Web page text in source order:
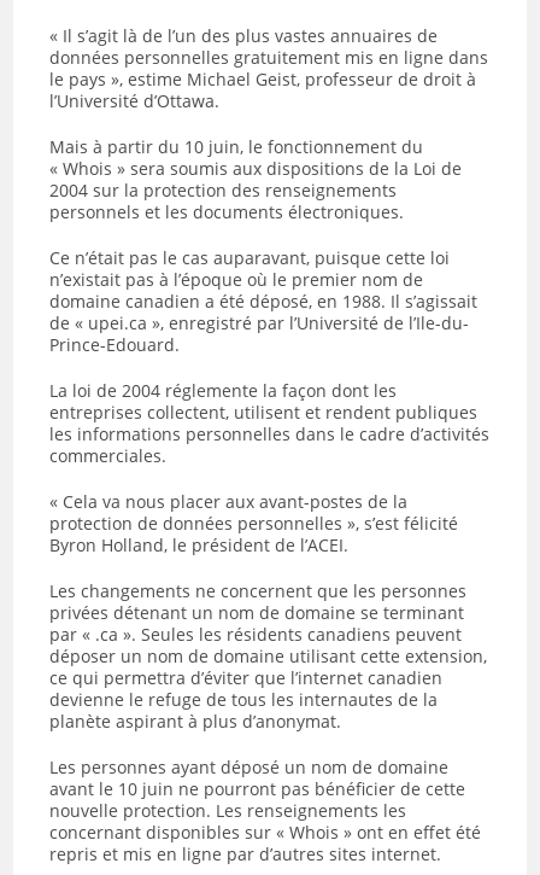
« Il s’agit là de l’un des plus vastes annuaires de
données personnelles gratuitement mis en ligne dans
le pays », estime Michael Geist, professeur de droit à
l’Université d’Ottawa.
Mais à partir du 10 juin, le fonctionnement du
« Whois » sera soumis aux dispositions de la Loi de
2004 sur la protection des renseignements
personnels et les documents électroniques.
Ce n’était pas le cas auparavant, puisque cette loi
n’existait pas à l’époque où le premier nom de
domaine canadien a été déposé, en 1988. Il s’agissait
de « upei.ca », enregistré par l’Université de l’Ile-du-
Prince-Edouard.
La loi de 2004 réglemente la façon dont les
entreprises collectent, utilisent et rendent publiques
les informations personnelles dans le cadre d’activités
commerciales.
« Cela va nous placer aux avant-postes de la
protection de données personnelles », s’est félicité
Byron Holland, le président de l’ACEI.
Les changements ne concernent que les personnes
privées détenant un nom de domaine se terminant
par « .ca ». Seules les résidents canadiens peuvent
déposer un nom de domaine utilisant cette extension,
ce qui permettra d’éviter que l’internet canadien
devienne le refuge de tous les internautes de la
planète aspirant à plus d’anonymat.
Les personnes ayant déposé un nom de domaine
avant le 10 juin ne pourront pas bénéficier de cette
nouvelle protection. Les renseignements les
concernant disponibles sur « Whois » ont en effet été
repris et mis en ligne par d’autres sites internet.